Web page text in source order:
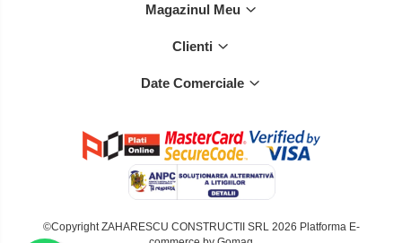
Magazinul Meu
Clienti
Date Comerciale
©Copyright ZAHARESCU CONSTRUCTII SRL 2026 Platforma E-